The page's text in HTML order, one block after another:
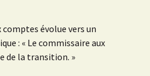
évolue vers un
: « Le commissaire aux
de la transition. »